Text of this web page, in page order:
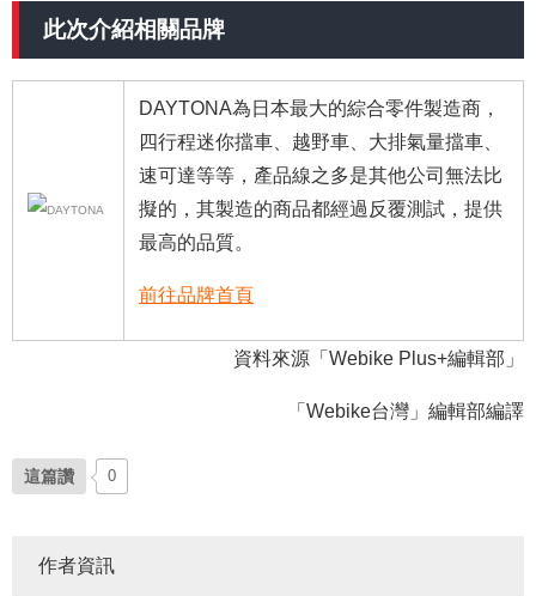
此次介紹相關品牌
DAYTONA為日本最大的綜合零件製造商，
四行程迷你擋車、越野車、大排氣量擋車、
速可達等等，產品線之多是其他公司無法比
擬的，其製造的商品都經過反覆測試，提供
最高的品質。
前往品牌首頁
資料來源 「Webike Plus+編輯部」
「Webike台灣」編輯部編譯
這篇讚 0
作者資訊